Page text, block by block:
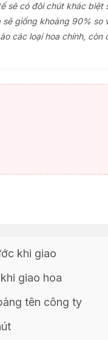
sẽ có đôi chút khác biệt
giống khoảng 90% so
các loại hoa chính, còn
khi giao
giao hoa
tên công ty